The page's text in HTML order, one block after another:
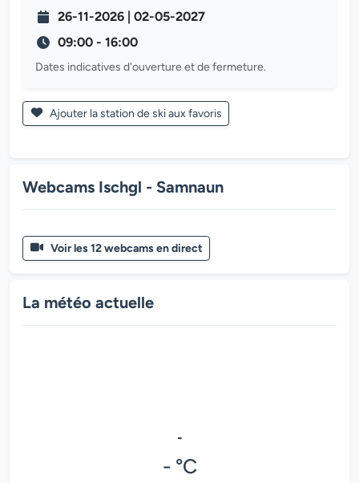
26-11-2026 | 02-05-2027
09:00 - 16:00
Dates indicatives d'ouverture et de fermeture.
Ajouter la station de ski aux favoris
Webcams Ischgl - Samnaun
Voir les 12 webcams en direct
La météo actuelle
-
- °C